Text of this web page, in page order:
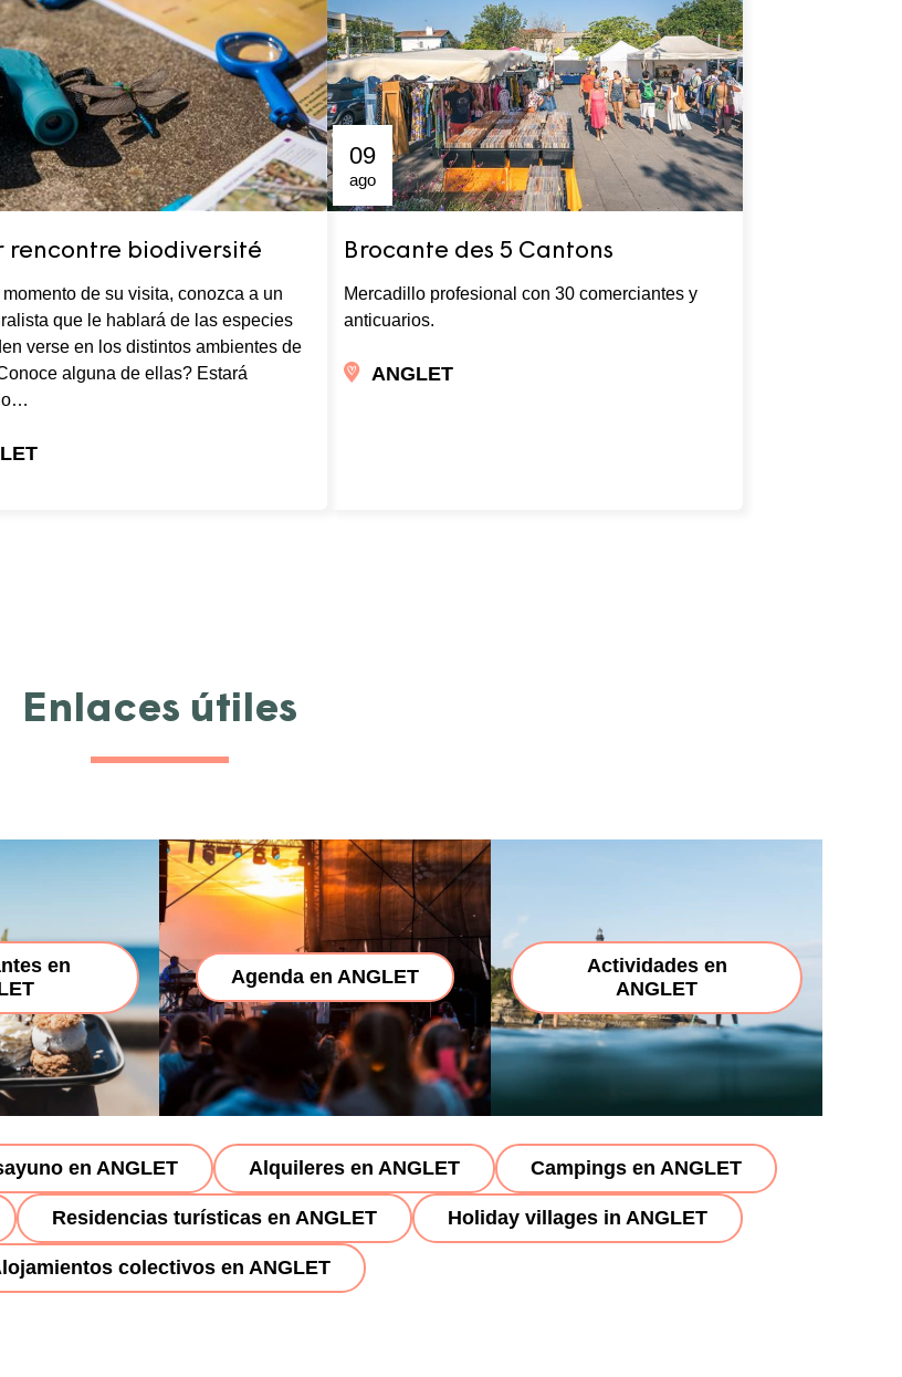
rencontre biodiversité
de su visita, conozca a un
que le hablará de las especies
verse en los distintos ambientes de
alguna de ellas? Estará
09
ago
Brocante des 5 Cantons
Mercadillo profesional con 30 comerciantes y
anticuarios.
ANGLET
Enlaces útiles
en
Agenda en ANGLET
Actividades en
ANGLET
en ANGLET Alquileres en ANGLET Campings en ANGLET
Residencias turísticas en ANGLET Holiday villages in ANGLET
colectivos en ANGLET